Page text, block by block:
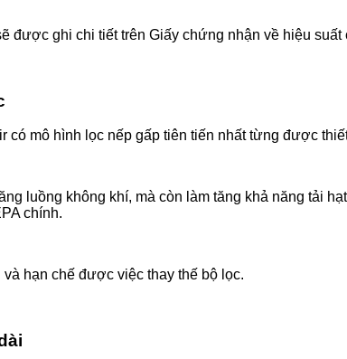
được ghi chi tiết trên Giấy chứng nhận về hiệu
có mô hình lọc nếp gấp tiên tiến nhất từng được
luồng không khí, mà còn làm tăng khả năng tải
chính.
hạn chế được việc thay thế bộ lọc.